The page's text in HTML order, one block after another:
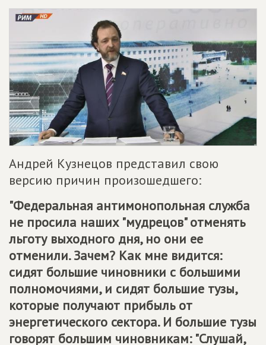
Андрей Кузнецов представил свою
версию причин произошедшего:
"Федеральная антимонопольная служба
не просила наших "мудрецов" отменять
льготу выходного дня, но они ее
отменили. Зачем? Как мне видится:
сидят большие чиновники с большими
полномочиями, и сидят большие тузы,
которые получают прибыль от
энергетического сектора. И большие тузы
говорят большим чиновникам: "Слушай,